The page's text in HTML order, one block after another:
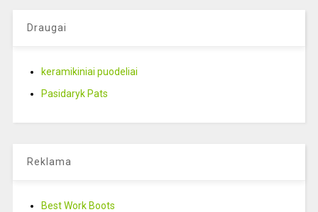
Draugai
keramikiniai puodeliai
Pasidaryk Pats
Reklama
Best Work Boots